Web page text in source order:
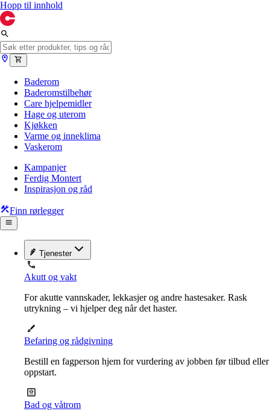
Hopp til innhold
Baderom
Baderomstilbehør
Care hjelpemidler
Hage og uterom
Kjøkken
Varme og inneklima
Vaskerom
Kampanjer
Ferdig Montert
Inspirasjon og råd
Finn rørlegger
Tjenester
Akutt og vakt
For akutte vannskader, lekkasjer og andre hastesaker. Rask
utrykning – vi hjelper deg når det haster.
Befaring og rådgivning
Bestill en fagperson hjem for vurdering av jobben før tilbud eller
oppstart.
Bad og våtrom